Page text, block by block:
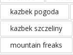
kazbek pogoda
kazbek szczeliny
mountain freaks